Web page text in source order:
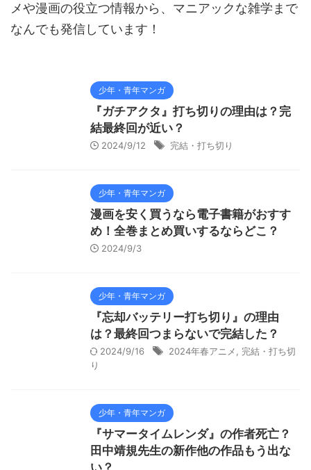
メや漫画の役立つ情報から、マニアックな雑学まで
なんでも発信しています！
少年・青年マンガ
『ガチアクタ』打ち切りの理由は？完
結最終回が近い？
2024/9/12 完結・打ち切り
少年・青年マンガ
漫画を安く買うなら電子書籍がおすす
め！全巻まとめ買いするならどこ？
2024/9/3
少年・青年マンガ
『忘却バッテリー打ち切り』の理由
は？最終回つまらないで完結した？
2024/9/16 2024年春アニメ
完結・打ち切
り
少年・青年マンガ
『サマータイムレンダ』の作者死亡？
田中靖規先生の新作他の作品もう出な
い？